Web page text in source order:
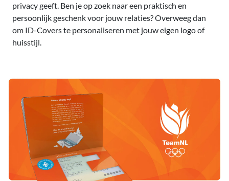
privacy geeft. Ben je op zoek naar een praktisch en
persoonlijk geschenk voor jouw relaties? Overweeg dan
om ID-Covers te personaliseren met jouw eigen logo of
huisstijl.